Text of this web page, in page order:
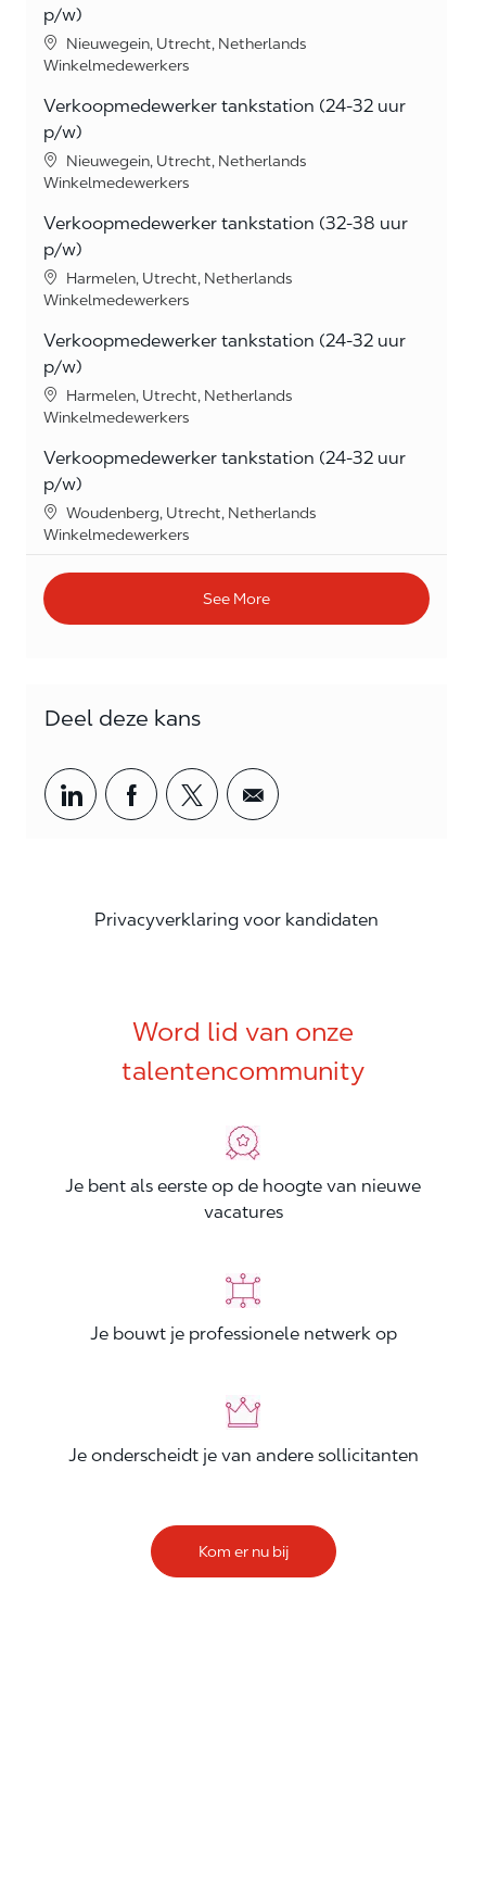
p/w)
Location
Nieuwegein, Utrecht, Netherlands
Category
Winkelmedewerkers
Verkoopmedewerker tankstation (24-32 uur
p/w)
Location
Nieuwegein, Utrecht, Netherlands
Category
Winkelmedewerkers
Verkoopmedewerker tankstation (32-38 uur
p/w)
Location
Harmelen, Utrecht, Netherlands
Category
Winkelmedewerkers
Verkoopmedewerker tankstation (24-32 uur
p/w)
Location
Harmelen, Utrecht, Netherlands
Category
Winkelmedewerkers
Verkoopmedewerker tankstation (24-32 uur
p/w)
Location
Woudenberg, Utrecht, Netherlands
Category
Winkelmedewerkers
See More
Deel deze kans
Share via LinkedIn
Share via Facebook
Share via twitter
Share via email
Privacyverklaring voor kandidaten
Word lid van onze
talentencommunity
Je bent als eerste op de hoogte van nieuwe
vacatures
Je bouwt je professionele netwerk op
Je onderscheidt je van andere sollicitanten
Kom er nu bij